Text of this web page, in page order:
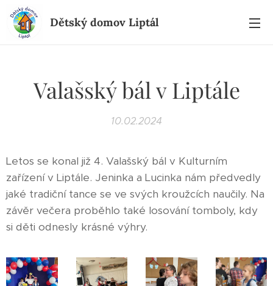
Dětský domov Liptál
Valašský bál v Liptále
10.02.2024
Letos se konal již 4. Valašský bál v Kulturním
zařízení v Liptále. Jeninka a Lucinka nám předvedly
jaké tradiční tance se ve svých kroužcích naučily. Na
závěr večera proběhlo také losování tomboly, kdy
si děti odnesly krásné výhry. 🎁✨👠